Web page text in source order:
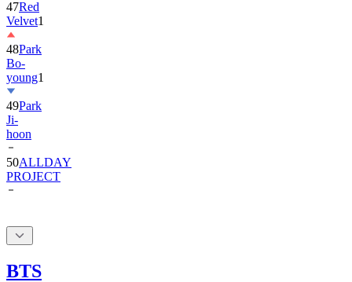
48Park
Bo-
young1
49Park
Ji-
hoon
50ALLDAY
PROJECT
BTS